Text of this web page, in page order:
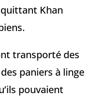
Khan
transporté des
paniers à linge
pouvaient